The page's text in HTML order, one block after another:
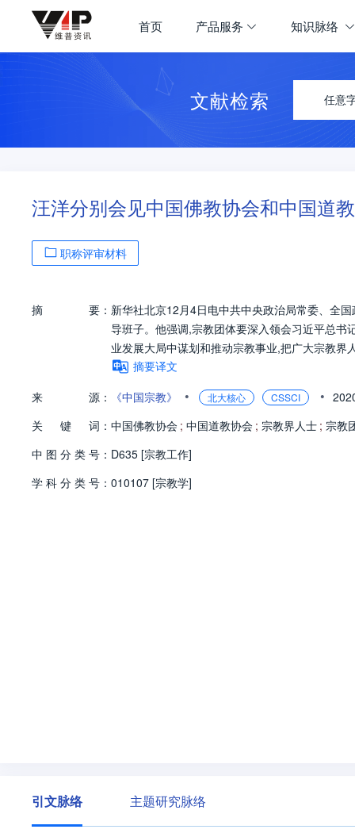
首页 产品服务 知识脉络
文献检索 任意
汪洋分别会见中国佛教协会和中国道
职称评审材料
摘 要： 新华社北京12月4日电中共中央政治局常委、全
导班子。他强调,宗教团体要深入领会习近平总
业发展大局中谋划和推动宗教事业,把广大宗教
摘要译文
来
源： 《中国宗教》 • 北大核心 CSSCI •
关
键 词： 中国佛教协会 ; 中国道教协会 ; 宗教界人士 ; 宗教
中 图 分 类 号： D635 [宗教工作]
学 科 分 类 号： 010107 [宗教学]
引文脉络 主题研究脉络